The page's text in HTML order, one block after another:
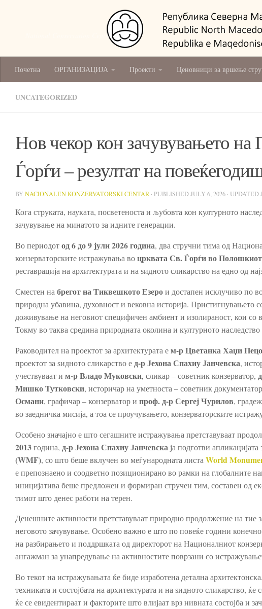
National Conservation Centre - Skopje
Почетна ОРГАНИЗАЦИЈА Проекти Ценовници за вршење
UNCATEGORIZED
Нов чекор кон зачувувањето
Ѓорѓи – резултат на
BY NACIONALEN KONZERVATORSKI CENTAR · PUBLISHEDJULY 6, 2026 · UPDATED
Кога струката, науката, посветеноста и љубовта кон културното
зачувување на минатото за идните генерации.
Во периодотод6 до 9 јули 2026 година, два стручни тима од
конзерваторските истражувања воцрквата Св. Ѓорѓи во
реставрација на архитектурата и на ѕидното сликарство на едно од
Сместен на брегот на Тиквешкото Езерои достапен исклучиво по
природна убавина, духовност и вековна историја.
доживување на неговиот специфичен амбиент и изолираност, кои со
Токму во таква средина природната околина и културното
Раководител на проектот за архитектурата ем-р Цветанка Хаџи
проектот за ѕидното сликарство ед-р Јехона Спахиу Јанчевска,
учествуваат и м-р Владо Муковски, сликар – советник конзерватор,
Мишко Тутковски, историчар на уметноста – советник
Османи, графичар – конзерватор и проф. д-р Сергеј Чурилов,
во заедничка мисија, а тоа се проучувањето, конзерваторските
Особено значајно е што сегашните истражувања претставуваат
2013година, д-р Јехона Спахиу Јанчевскаја подготви
(WMF), со што беше вклучен во меѓународната листа World
е препознаено и соодветно позиционирано во рамки на глобалните
иницијатива беше предложен и формиран стручен тим, составен од
тимот што денес работи на терен.
Денешните активности претставуваат природно продолжение на
неговото зачувување. Особено важно е што по повеќе години
на разбирањето и поддршката од директорот на Националниот
ангажман за унапредување на активностите поврзани со
Во текот на истражувањата ќе биде изработена детална
техниката и состојбата на архитектурата и на ѕидното сликарство,
ќе се евидентираат и факторите што влијаат врз нивната состојба